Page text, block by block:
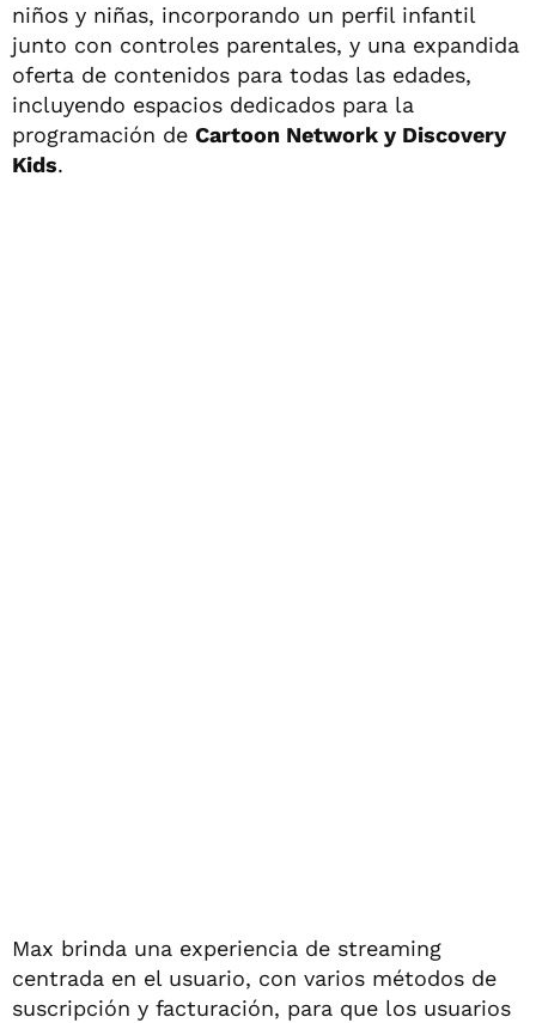
niños y niñas, incorporando un perfil infantil
junto con controles parentales, y una expandida
oferta de contenidos para todas las edades,
incluyendo espacios dedicados para la
programación de Cartoon Network y Discovery
Kids.
Max brinda una experiencia de streaming
centrada en el usuario, con varios métodos de
suscripción y facturación, para que los usuarios